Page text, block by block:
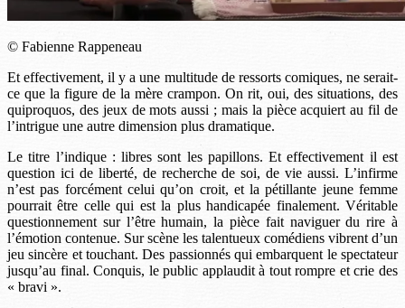
© Fabienne Rappeneau
Et effectivement, il y a une multitude de ressorts comiques, ne serait-
ce que la figure de la mère crampon. On rit, oui, des situations, des
quiproquos, des jeux de mots aussi ; mais la pièce acquiert au fil de
l’intrigue une autre dimension plus dramatique.
Le titre l’indique : libres sont les papillons. Et effectivement il est
question ici de liberté, de recherche de soi, de vie aussi. L’infirme
n’est pas forcément celui qu’on croit, et la pétillante jeune femme
pourrait être celle qui est la plus handicapée finalement. Véritable
questionnement sur l’être humain, la pièce fait naviguer du rire à
l’émotion contenue. Sur scène les talentueux comédiens vibrent d’un
jeu sincère et touchant. Des passionnés qui embarquent le spectateur
jusqu’au final. Conquis, le public applaudit à tout rompre et crie des
« bravi ».